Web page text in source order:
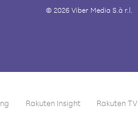
© 2026 Viber Media S.à r.l.
Rakuten Insight Rakuten TV